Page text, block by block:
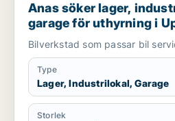
Anas söker lager,
garage för uthyrning i
Vallentuna eller
Bilverkstad som passar bil
Type
Lager, Industrilokal, Garage
Storlek